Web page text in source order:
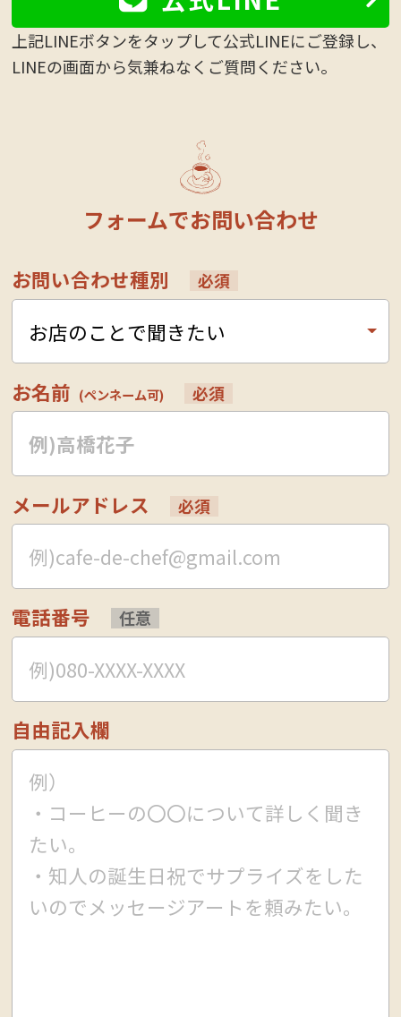
上記LINEボタンをタップして公式LINEにご登録し、
LINEの画面から気兼ねなくご質問ください。
フォームでお問い合わせ
お問い合わせ種別 必須
お名前 (ペンネーム可) 必須
メールアドレス 必須
電話番号 任意
自由記入欄